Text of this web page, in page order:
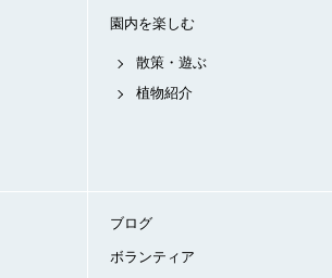
園内を楽しむ
散策・遊ぶ
植物紹介
ブログ
ボランティア